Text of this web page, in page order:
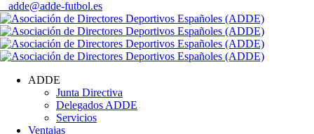
adde@adde-futbol.es
ADDE
Junta Directiva
Delegados ADDE
Servicios
Ventajas